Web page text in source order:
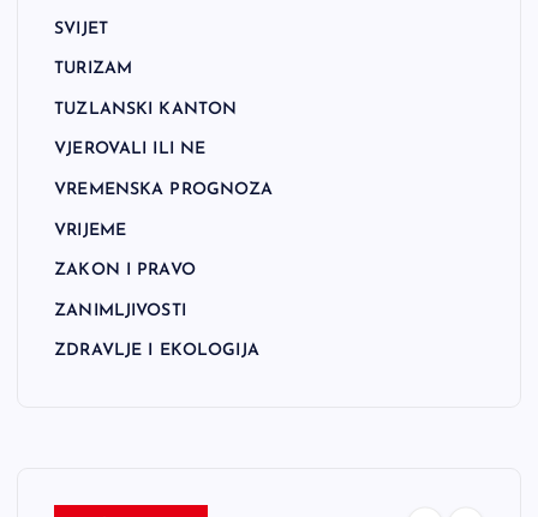
SVIJET
TURIZAM
TUZLANSKI KANTON
VJEROVALI ILI NE
VREMENSKA PROGNOZA
VRIJEME
ZAKON I PRAVO
ZANIMLJIVOSTI
ZDRAVLJE I EKOLOGIJA